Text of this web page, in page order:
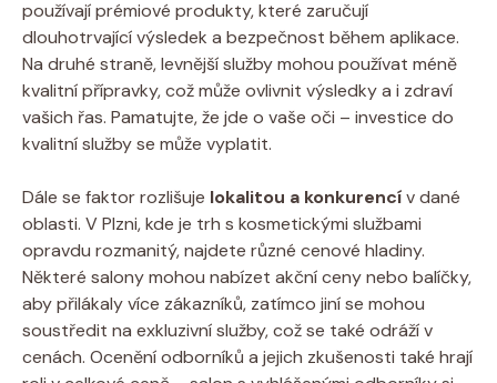
používají prémiové produkty, které zaručují
dlouhotrvající výsledek a bezpečnost během aplikace.
Na druhé straně, levnější služby mohou používat méně
kvalitní přípravky, což může ovlivnit výsledky a i zdraví
vašich řas. Pamatujte, že jde o vaše oči – investice do
kvalitní služby se může vyplatit.
Dále se faktor rozlišuje lokalitou a konkurencív dané
oblasti. V Plzni, kde je trh s kosmetickými službami
opravdu rozmanitý, najdete různé cenové hladiny.
Některé salony mohou nabízet akční ceny nebo balíčky,
aby přilákaly více zákazníků, zatímco jiní se mohou
soustředit na exkluzivní služby, což se také odráží v
cenách. Ocenění odborníků a jejich zkušenosti také hrají